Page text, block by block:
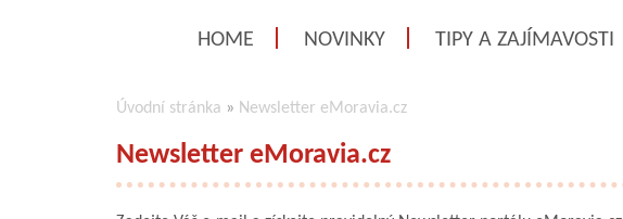
HOME NOVINKY TIPY A ZAJÍMAVOSTI
Úvodní stránka » Newsletter eMoravia.cz
Newsletter eMoravia.cz